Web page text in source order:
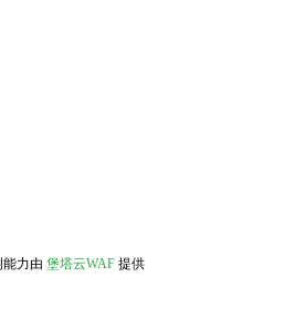
力由 堡塔云WAF 提供